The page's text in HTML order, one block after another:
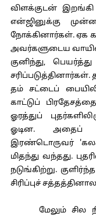
விளக்குடன்
என்ஜினுக்கு
நோக்கினார்கள். ஏக
அவர்களுடைய
குனிந்து,
தம் சட்டைப்
காட்டுப்
ஓரத்துப்
ஓடின. அதைப்
இரண்டொருவர்
மிதந்து வந்தது.
நடுங்கிற்று.
சிரிப்புச்
மேலும் சில